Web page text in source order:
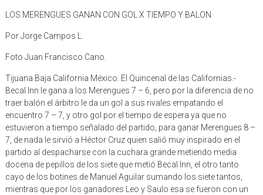
LOS MERENGUES GANAN CON GOL X TIEMPO Y BALON
Por Jorge Campos L.
Foto Juan Francisco Cano.
Tijuana Baja California México. El Quincenal de las Californias.-
Becal Inn le gana a los Merengues 7 – 6, pero por la diferencia de no
traer balón el árbitro le da un gol a sus rivales empatando el
encuentro 7 – 7, y otro gol por el tiempo de espera ya que no
estuvieron a tiempo señalado del partido, para ganar Merengues 8 –
7, de nada le sirvió a Héctor Cruz quien salió muy inspirado en el
partido al despacharse con la cuchara grande metiendo media
docena de pepillos de los siete que metió Becal Inn, el otro tanto
cayo de los botines de Manuel Aguilar sumando los siete tantos,
mientras que por los ganadores Leo y Saulo esa se fueron con un